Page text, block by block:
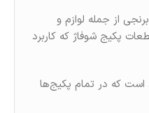
از جمله لوازم و
پکیج شوفاژ که کاربرد
است که در تمام پکیج‌ها